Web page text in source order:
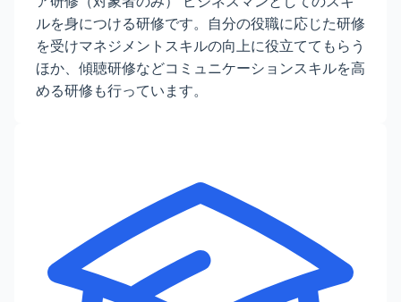
ルを身につける研修です。自分の役職に応じた研修
を受けマネジメントスキルの向上に役立ててもらう
ほか、傾聴研修などコミュニケーションスキルを高
める研修も行っています。